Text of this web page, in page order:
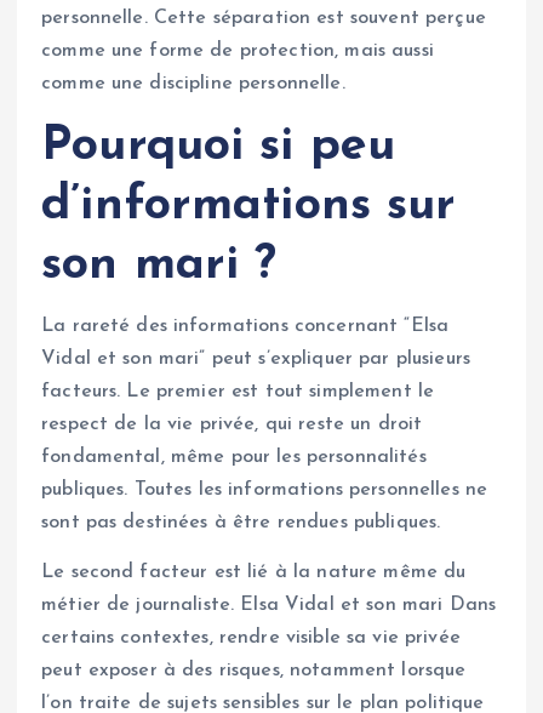
personnelle. Cette séparation est souvent perçue
comme une forme de protection, mais aussi
comme une discipline personnelle.
Pourquoi si peu
d’informations sur
son mari ?
La rareté des informations concernant “Elsa
Vidal et son mari” peut s’expliquer par plusieurs
facteurs. Le premier est tout simplement le
respect de la vie privée, qui reste un droit
fondamental, même pour les personnalités
publiques. Toutes les informations personnelles ne
sont pas destinées à être rendues publiques.
Le second facteur est lié à la nature même du
métier de journaliste. Elsa Vidal et son mari Dans
certains contextes, rendre visible sa vie privée
peut exposer à des risques, notamment lorsque
l’on traite de sujets sensibles sur le plan politique